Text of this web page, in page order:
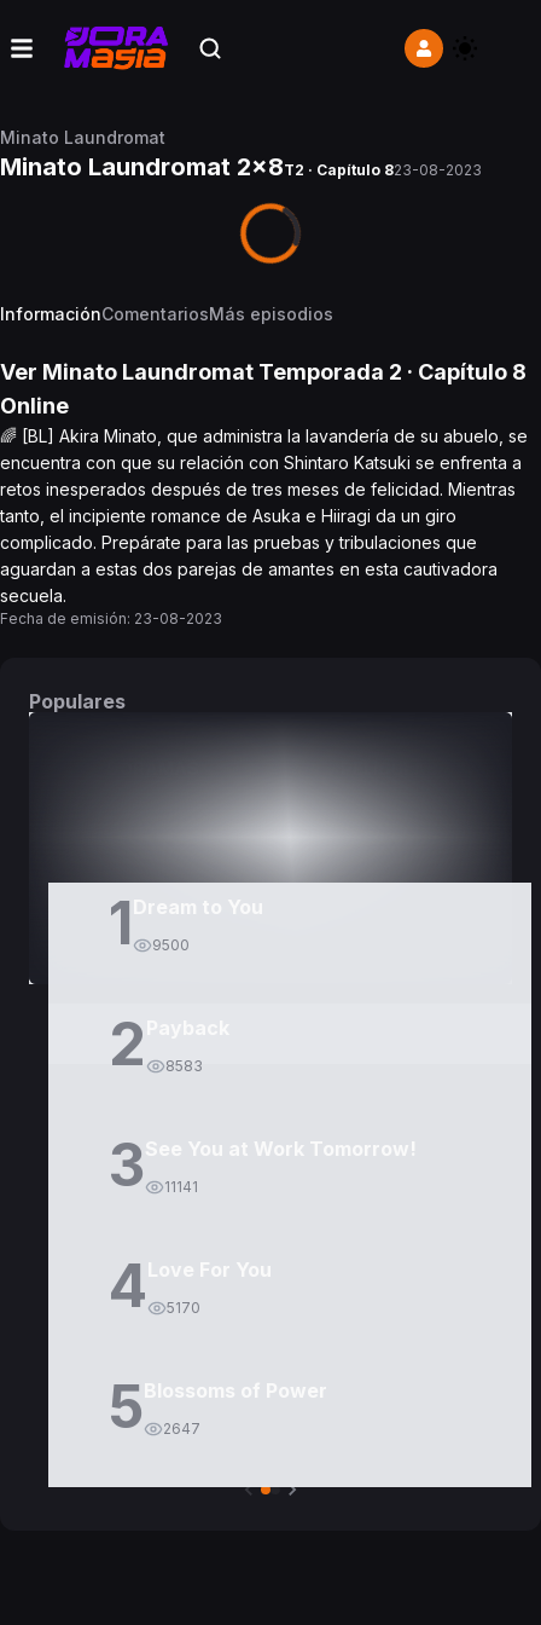
Minato Laundromat
Minato Laundromat 2x8T2 · Capítulo 823-08-2023
InformaciónComentariosMás episodios
Ver Minato Laundromat Temporada 2 · Capítulo 8
Online
🌈 [BL] Akira Minato, que administra la lavandería de su abuelo, se
encuentra con que su relación con Shintaro Katsuki se enfrenta a
retos inesperados después de tres meses de felicidad. Mientras
tanto, el incipiente romance de Asuka e Hiiragi da un giro
complicado. Prepárate para las pruebas y tribulaciones que
aguardan a estas dos parejas de amantes en esta cautivadora
secuela.
Fecha de emisión: 23-08-2023
Populares
1 Dream to You
9500
2 8583
3See You at Work Tomorrow!
11141
4Love For You
5170
5Blossoms of Power
2647